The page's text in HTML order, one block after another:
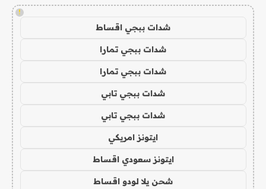
!
شدات ببجي اقساط
شدات ببجي تمارا
شدات ببجي تمارا
شدات ببجي تابي
شدات ببجي تابي
ايتونز امريكي
ايتونز سعودي اقساط
شحن يلا لودو اقساط